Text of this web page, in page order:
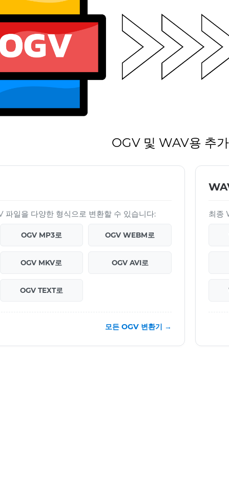
OGV 및 WAV용 추
일을 다양한 형식으로 변환할 수 있습니다:
OGV MP3로 OGV WEBM로
OGV MKV로 OGV AVI로
OGV TEXT로
모든 OGV 변환기 →
최종